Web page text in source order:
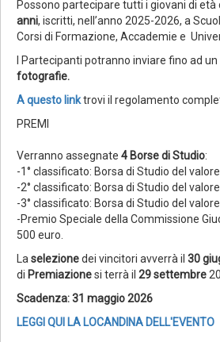
Possono partecipare tutti i giovani di età
anni, iscritti, nell’anno 2025-2026, a
Corsi di Formazione, Accademie e
I Partecipanti potranno inviare fino ad un
fotografie.
A questo linktrovi il regolamento
Verranno assegnate 4 Borse di Studio:
-1° classificato: Borsa di Studio del
-2° classificato: Borsa di Studio del
-3° classificato: Borsa di Studio del
-Premio Speciale della Commissione
500 euro.
La selezionedei vincitori avverrà il 30
di Premiazionesi terrà il 29 settembre
Scadenza: 31 maggio 2026
LEGGI QUI LA LOCANDINA DELL'EVENTO